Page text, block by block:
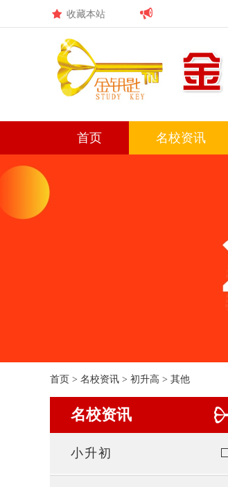
收藏本站
首页 名校资讯
首页 > 名校资讯 > 初升高 > 其他
名校资讯
小升初